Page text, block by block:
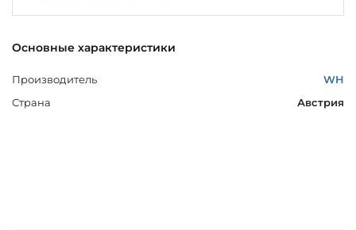
Основные характеристики
Производитель
WH
Страна
Австрия